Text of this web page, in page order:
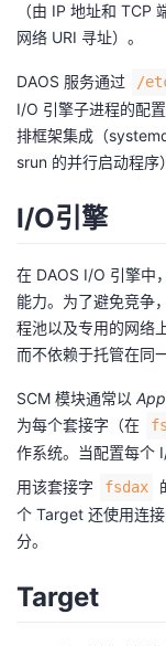
（由 IP 地址和 TCP
网络 URI 寻址）。
DAOS 服务通过 /
I/O 引擎子进程的配
排框架集成（
srun 的并行启动程序
I/O引擎
在 DAOS I/O 引擎中
能力。为了避免竞争
程池以及专用的网络
而不依赖于托管在同
SCM 模块通常以
为每个套接字（在
作系统。当配置每个
用该套接字
fsdax
个 Target 还使用连
分。
Target